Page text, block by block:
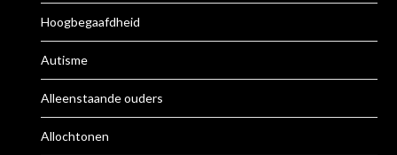
Hoogbegaafdheid
Autisme
Alleenstaande ouders
Allochtonen